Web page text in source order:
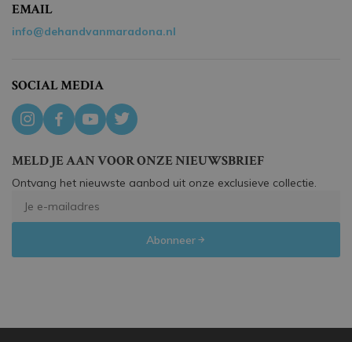
EMAIL
info@dehandvanmaradona.nl
SOCIAL MEDIA
MELD JE AAN VOOR ONZE NIEUWSBRIEF
Ontvang het nieuwste aanbod uit onze exclusieve collectie.
Abonneer